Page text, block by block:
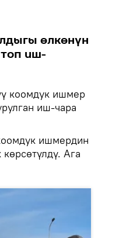
өлкөнүн
топ иш-
коомдук ишмер
иш-чара
ишмердин
Ага